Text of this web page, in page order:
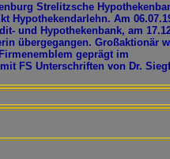
Strelitzsche
Hypothekendarlehn. Am
und Hypothekenbank, am
übergegangen. Großaktionär
geprägt im
FS Unterschriften von Dr.